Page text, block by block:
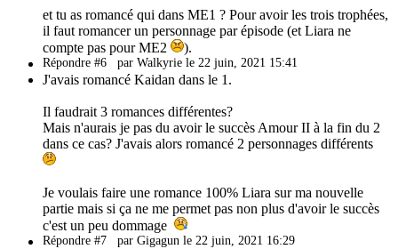
et tu as romancé qui dans ME1 ? Pour avoir les trois trophées,
il faut romancer un personnage par épisode (et Liara ne
compte pas pour ME2
).
Répondre #6 par Walkyrie le 22 juin, 2021 15:41
J'avais romancé Kaidan dans le 1.
Il faudrait 3 romances différentes?
Mais n'aurais je pas du avoir le succès Amour II à la fin du 2
dans ce cas? J'avais alors romancé 2 personnages différents
Je voulais faire une romance 100% Liara sur ma nouvelle
partie mais si ça ne me permet pas non plus d'avoir le succès
c'est un peu dommage
Répondre #7 par Gigagun le 22 juin, 2021 16:29